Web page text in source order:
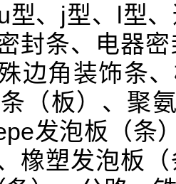
型、j型、l型
封条、电器
边角装饰条
（板）、聚
发泡板（条
橡塑发泡板